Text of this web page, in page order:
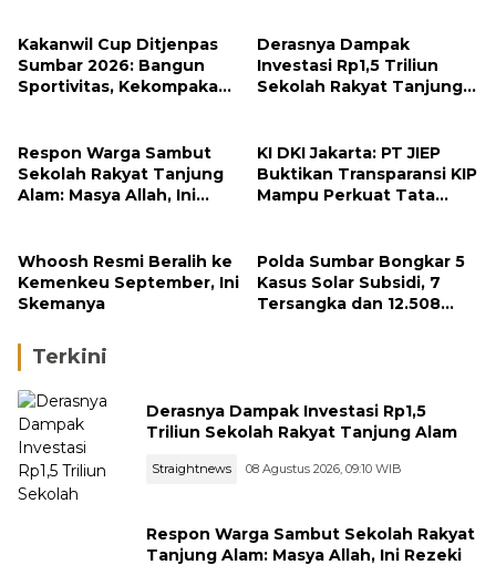
Kakanwil Cup Ditjenpas
Sumbar 2026: Bangun
Sportivitas, Kekompakan
Derasnya Dampak
Investasi Rp1,5 Triliun
Sekolah Rakyat Tanjung
Respon Warga Sambut
Sekolah Rakyat Tanjung
Alam: Masya Allah, Ini
KI DKI Jakarta: PT JIEP
Buktikan Transparansi KIP
Mampu Perkuat Tata
Whoosh Resmi Beralih ke
Kemenkeu September, Ini
Skemanya
Polda Sumbar Bongkar 5
Kasus Solar Subsidi, 7
Tersangka dan 12.508
Terkini
Derasnya Dampak Investasi Rp1,5
Triliun Sekolah Rakyat Tanjung Alam
Straightnews 08 Agustus 2026, 09:10 WIB
Respon Warga Sambut Sekolah Rakyat
Tanjung Alam: Masya Allah, Ini Rezeki